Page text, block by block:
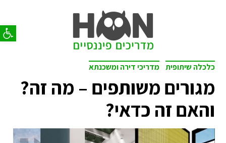
פתח
כלכלה שיתופית מדריכי דירה ומשכנתא
מגורים משותפים – מה זה?
והאם זה כדאי?